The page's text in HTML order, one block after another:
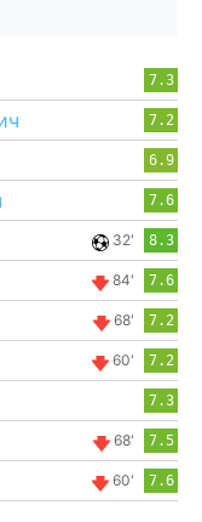
7.3
7.2
6.9
7.6
32' 8.3
84' 7.6
68' 7.2
60' 7.2
7.3
68' 7.5
60' 7.6